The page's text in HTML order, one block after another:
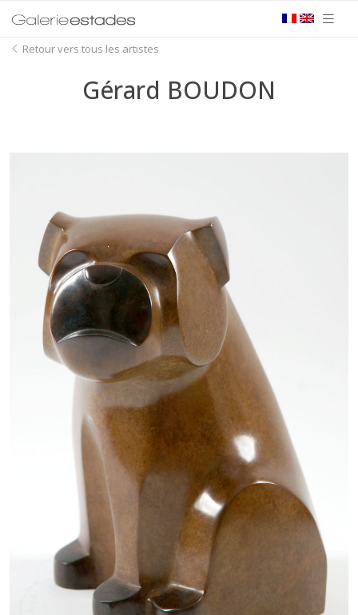
Retour vers tous les artistes
Gérard BOUDON